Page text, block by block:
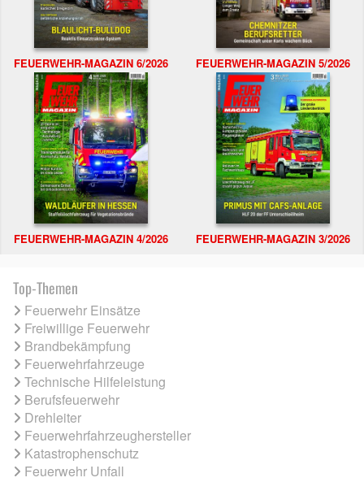
FEUERWEHR-MAGAZIN 6/2026 FEUERWEHR-MAGAZIN 5/2026
FEUERWEHR-MAGAZIN 4/2026 FEUERWEHR-MAGAZIN 3/2026
Top-Themen
Feuerwehr Einsätze
Freiwillige Feuerwehr
Brandbekämpfung
Feuerwehrfahrzeuge
Technische Hilfeleistung
Berufsfeuerwehr
Drehleiter
Feuerwehrfahrzeughersteller
Katastrophenschutz
Feuerwehr Unfall